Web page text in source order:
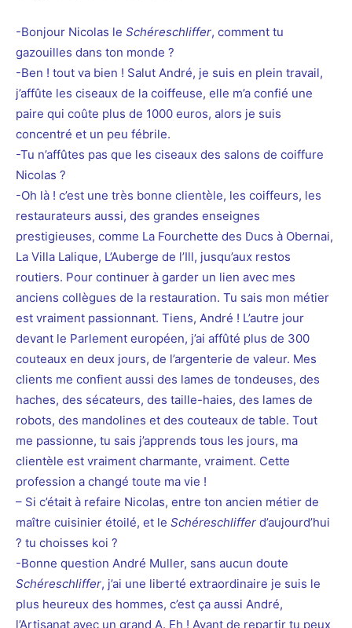
-Bonjour Nicolas le Schéreschliffer, comment tu
gazouilles dans ton monde ?
-Ben ! tout va bien ! Salut André, je suis en plein travail,
j’affûte les ciseaux de la coiffeuse, elle m’a confié une
paire qui coûte plus de 1000 euros, alors je suis
concentré et un peu fébrile.
-Tu n’affûtes pas que les ciseaux des salons de coiffure
Nicolas ?
-Oh là ! c’est une très bonne clientèle, les coiffeurs, les
restaurateurs aussi, des grandes enseignes
prestigieuses, comme La Fourchette des Ducs à Obernai,
La Villa Lalique, L’Auberge de l’Ill, jusqu’aux restos
routiers. Pour continuer à garder un lien avec mes
anciens collègues de la restauration. Tu sais mon métier
est vraiment passionnant. Tiens, André ! L’autre jour
devant le Parlement européen, j’ai affûté plus de 300
couteaux en deux jours, de l’argenterie de valeur. Mes
clients me confient aussi des lames de tondeuses, des
haches, des sécateurs, des taille-haies, des lames de
robots, des mandolines et des couteaux de table. Tout
me passionne, tu sais j’apprends tous les jours, ma
clientèle est vraiment charmante, vraiment. Cette
profession a changé toute ma vie !
– Si c’était à refaire Nicolas, entre ton ancien métier de
maître cuisinier étoilé, et le Schéreschliffer d’aujourd’hui
? tu choisses koi ?
-Bonne question André Muller, sans aucun doute
Schéreschliffer, j’ai une liberté extraordinaire je suis le
plus heureux des hommes, c’est ça aussi André,
l’Artisanat avec un grand A. Eh ! Avant de repartir tu peux